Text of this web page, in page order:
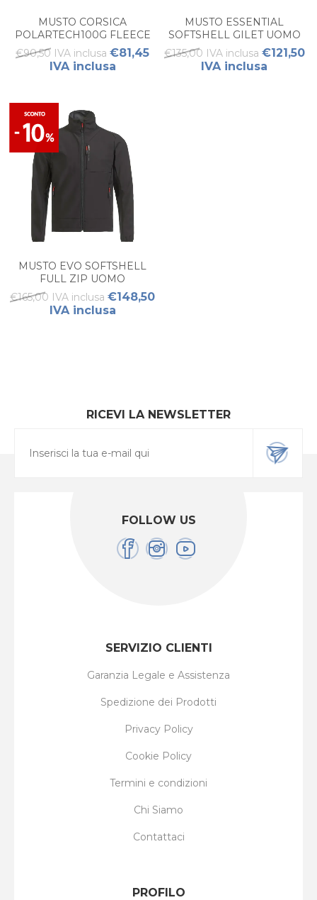
MUSTO CORSICA
POLARTECH100G FLEECE
2.0 UOMO.
€90,50 IVA inclusa €81,45
IVA inclusa
MUSTO ESSENTIAL
SOFTSHELL GILET UOMO
€135,00 IVA inclusa €121,50
IVA inclusa
MUSTO EVO SOFTSHELL
FULL ZIP UOMO
€165,00 IVA inclusa €148,50
IVA inclusa
RICEVI LA NEWSLETTER
FOLLOW US
SERVIZIO CLIENTI
Garanzia Legale e Assistenza
Spedizione dei Prodotti
Privacy Policy
Cookie Policy
Termini e condizioni
Chi Siamo
Contattaci
PROFILO